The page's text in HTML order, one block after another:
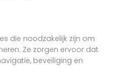
die noodzakelijk zijn om
Ze zorgen ervoor dat
beveiliging en